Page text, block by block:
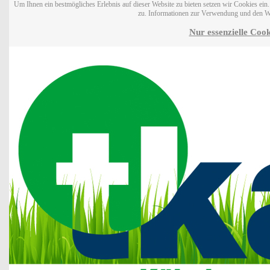
Um Ihnen ein bestmögliches Erlebnis auf dieser Website zu bieten setzen wir Cookies
zu. Informationen zur Verwendung und den
Nur essenzielle